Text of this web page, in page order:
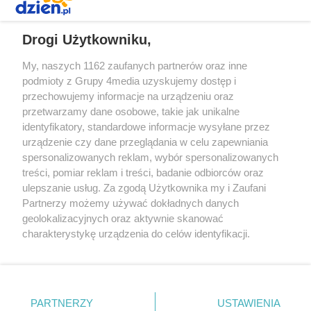
Redakcja Reklama Prywatność
Praca Łódź
the:protocol
Facebook.com
Youtube.com
Drogi Użytkowniku,
My, naszych 1162 zaufanych partnerów oraz inne
podmioty z Grupy 4media uzyskujemy dostęp i
przechowujemy informacje na urządzeniu oraz
przetwarzamy dane osobowe, takie jak unikalne
identyfikatory, standardowe informacje wysyłane przez
urządzenie czy dane przeglądania w celu zapewniania
spersonalizowanych reklam, wybór spersonalizowanych
treści, pomiar reklam i treści, badanie odbiorców oraz
ulepszanie usług. Za zgodą Użytkownika my i Zaufani
Partnerzy możemy używać dokładnych danych
geolokalizacyjnych oraz aktywnie skanować
charakterystykę urządzenia do celów identyfikacji.
zmienić/wycofać klikając przycisk ustawień prywatności
PARTNERZY USTAWIENIA